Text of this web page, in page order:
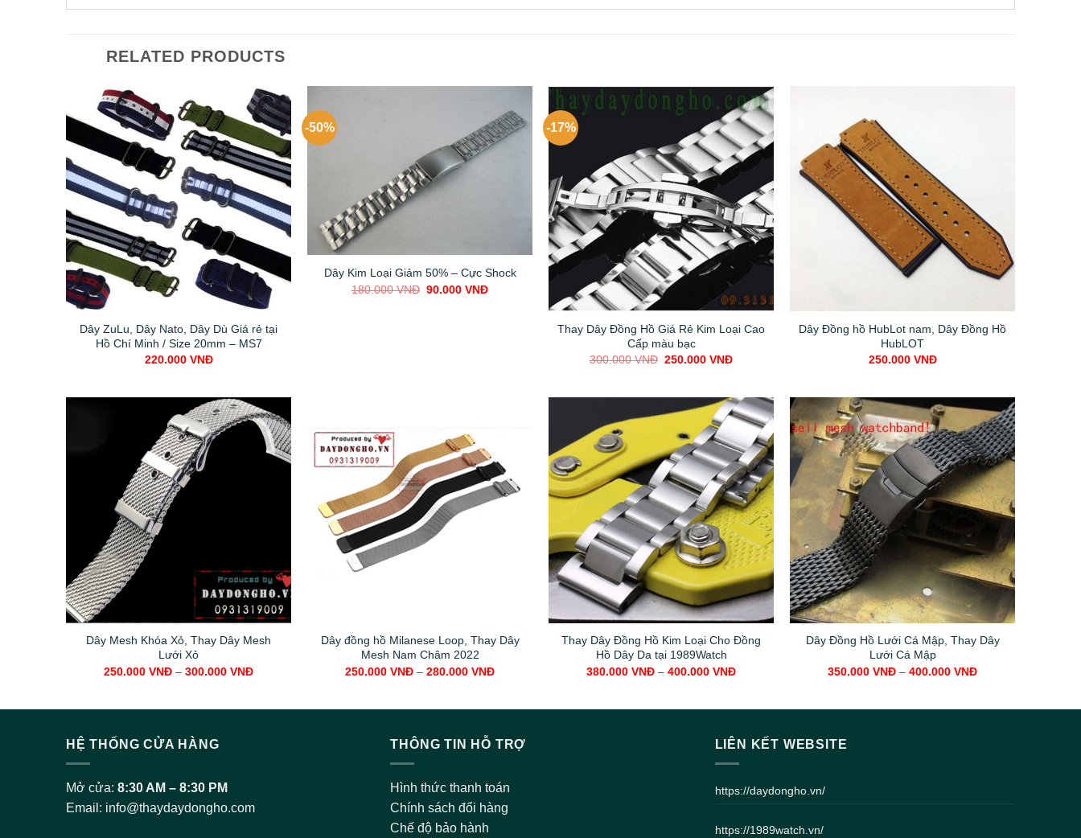
RELATED PRODUCTS
Dây ZuLu, Dây Nato, Dây Dù Giá rẻ tại
Hồ Chí Minh / Size 20mm – MS7
220.000 VNĐ
-50%
Dây Kim Loại Giảm 50% – Cực Shock
180.000VNĐ Original
90.000VNĐCurrent
-17%
Thay Dây Đồng Hồ Giá Rẻ Kim Loại Cao
Cấp màu bạc
300.000VNĐ Original
250.000VNĐCurrent
Dây Đồng hồ HubLot nam, Dây Đồng Hồ
HubLOT
250.000 VNĐ
Dây Mesh Khóa Xỏ, Thay Dây Mesh
Lưới Xỏ
250.000 VNĐ – 300.000 VNĐ
Dây đồng hồ Milanese Loop, Thay Dây
Mesh Nam Châm 2022
250.000 VNĐ – 280.000 VNĐ
Thay Dây Đồng Hồ Kim Loại Cho Đồng
Hồ Dây Da tại 1989Watch
380.000 VNĐ – 400.000 VNĐ
Dây Đồng Hồ Lưới Cá Mập, Thay Dây
Lưới Cá Mập
350.000 VNĐ – 400.000 VNĐ
HỆ THỐNG CỬA HÀNG
Mở cửa: 8:30 AM – 8:30 PM
Email: info@thaydaydongho.com
THÔNG TIN HỖ TRỢ
Hình thức thanh toán
Chính sách đổi hàng
Chế độ bảo hành
LIÊN KẾT WEBSITE
https://daydongho.vn/
https://1989watch.vn/